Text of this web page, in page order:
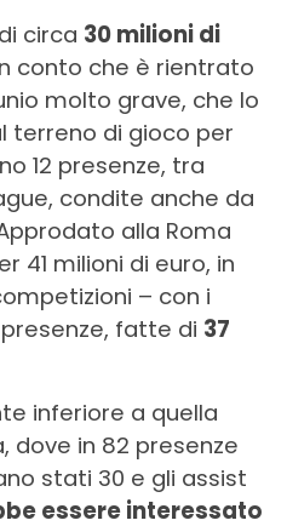
circa 30 milioni di
conto che è rientrato
molto grave, che lo
terreno di gioco per
12 presenze, tra
condite anche da
alla Roma
41 milioni di euro, in
– con i
presenze, fatte di 37
inferiore a quella
dove in 82 presenze
stati 30 e gli assist
essere interessato